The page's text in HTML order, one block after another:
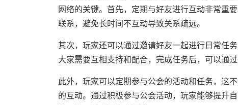
网络的关键。首先，定期与好友进行互动非常重
联系，避免长时间不互动导致关系疏远。
其次，玩家还可以通过邀请好友一起进行日常任
大家需要互相支持和配合，完成任务后，可以通
此外，玩家可以定期参与公会的活动和任务，这
的互动。通过积极参与公会活动，玩家能够提升